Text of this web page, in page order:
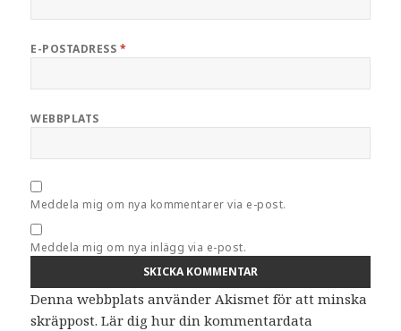
E-POSTADRESS *
WEBBPLATS
Meddela mig om nya kommentarer via e-post.
Meddela mig om nya inlägg via e-post.
Denna webbplats använder Akismet för att minska
skräppost.Lär dig hur din kommentardata